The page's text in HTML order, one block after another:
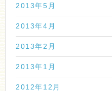
2013年5月
2013年4月
2013年2月
2013年1月
2012年12月